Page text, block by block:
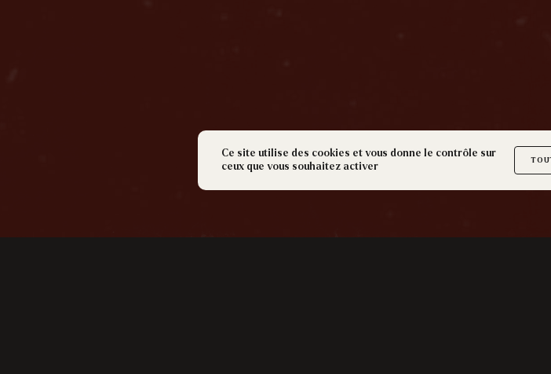
Ce site utilise des cookies et vous donne le contrôle sur
ceux que vous souhaitez activer